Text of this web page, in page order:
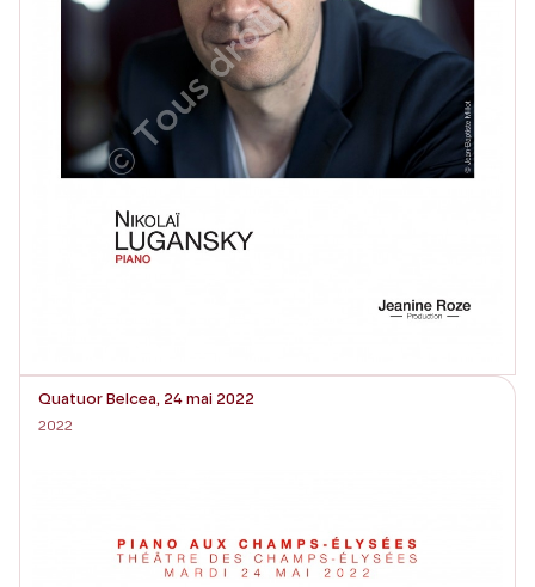
Quatuor Belcea, 24 mai 2022
2022